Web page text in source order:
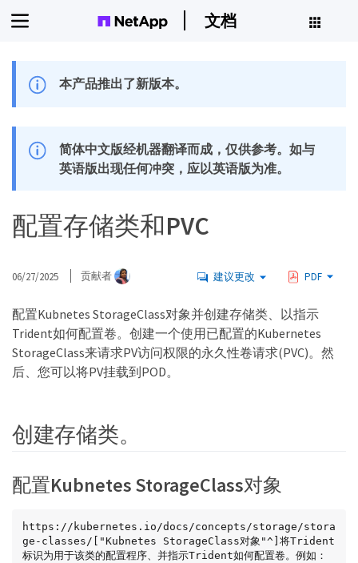
文档
本产品推出了新版本。
简体中文版经机器翻译而成，仅供参考。如与
英语版出现任何冲突，应以英语版为准。
配置存储类和PVC
06/27/2025 贡献者 建议更改 PDF
配置Kubnetes StorageClass对象并创建存储类、以指示
Trident如何配置卷。创建一个使用已配置的Kubernetes
StorageClass来请求PV访问权限的永久性卷请求(PVC)。然
后、您可以将PV挂载到POD。
创建存储类。
配置Kubnetes StorageClass对象
https://kubernetes.io/docs/concepts/storage/stora
ge-classes/["Kubnetes StorageClass对象"^]将Trident
标识为用于该类的配置程序、并指示Trident如何配置卷。例如：